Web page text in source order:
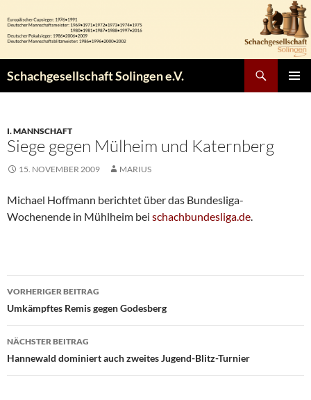
Inhalt
springen
Schachgesellschaft Solingen e.V.
I. MANNSCHAFT
Siege gegen Mülheim und Katernberg
15. NOVEMBER 2009 MARIUS
Michael Hoffmann berichtet über das Bundesliga-
Wochenende in Mühlheim bei schachbundesliga.de.
Beitragsnavigation
VORHERIGER BEITRAG
Umkämpftes Remis gegen Godesberg
NÄCHSTER BEITRAG
Hannewald dominiert auch zweites Jugend-Blitz-Turnier